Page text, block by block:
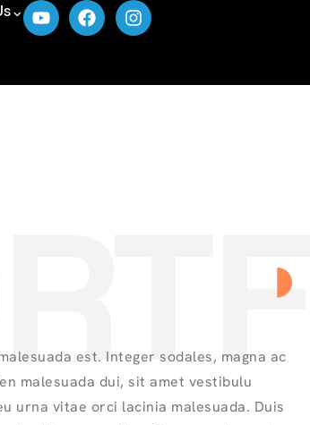
est. Integer sodales, magna ac
malesuada dui, sit amet vestibulu
urna vitae orci lacinia malesuada. Duis